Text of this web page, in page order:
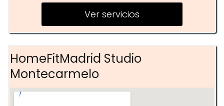
Nutrición
Vestidores y duchas
Zonas de entrenamiento
climatizadas
Zona lounge
Ver servicios
HomeFitMadrid Studio
Montecarmelo